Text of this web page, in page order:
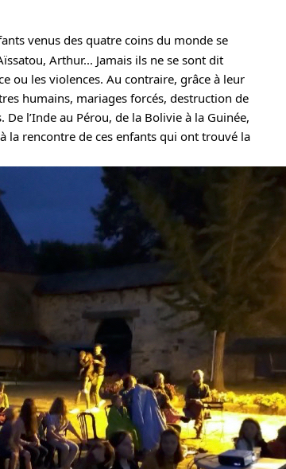
venus des quatre coins du monde se
Arthur... Jamais ils ne se sont dit
ou les violences. Au contraire, grâce à leur
humains, mariages forcés, destruction de
l’Inde au Pérou, de la Bolivie à la Guinée,
la rencontre de ces enfants qui ont trouvé la